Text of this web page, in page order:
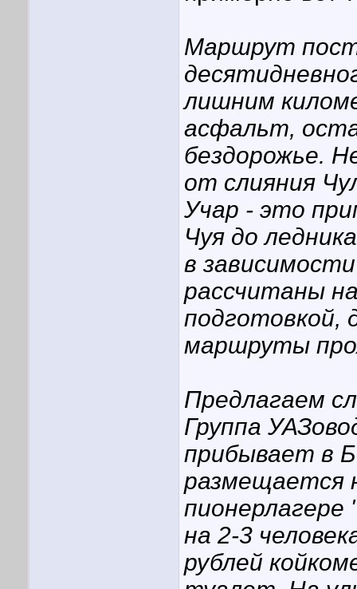
Маршрут
лишним
асфальт,
бездорожье.
от слияния
Учар - это
Чуя до
в
рассчитаны
подготовкой,
маршруты
Предлагаем
Группа
прибывает в
размещается
пионерлагере
на 2-3
рублей